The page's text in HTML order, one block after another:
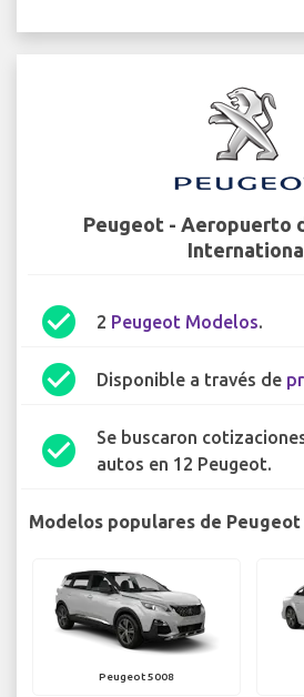
Peugeot - Aeropuerto
check_circle 2 Peugeot Modelos.
check_circle Disponible a través de
check_circle
Se buscaron
autos en 12 Peugeot.
Modelos populares de
Peugeot 5008